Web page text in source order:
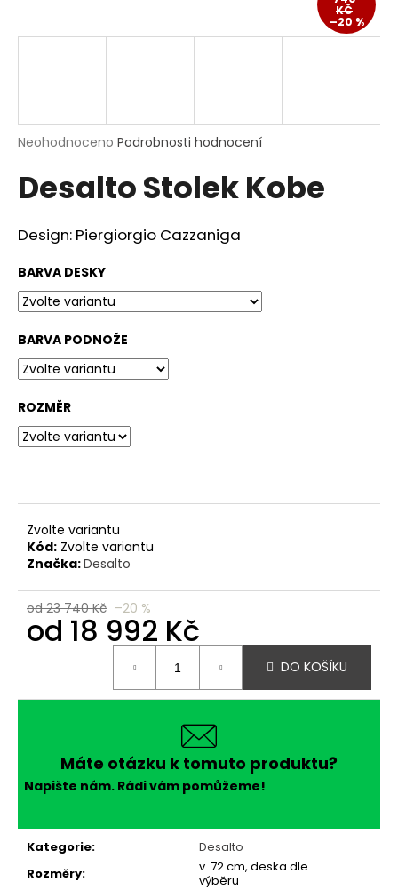
Průměrné
produktu
je
z
5
Neohodnoceno Podrobnosti hodnocení
Desalto Stolek Kobe
Design: Piergiorgio Cazzaniga
BARVA DESKY
BARVA PODNOŽE
ROZMĚR
Zvolte variantu
Kód: Zvolte variantu
Značka:Desalto
od 23 740 Kč –20 %
od 18 992 Kč
DO KOŠÍKU
Máte otázku k tomuto produktu?
Napište nám. Rádi vám pomůžeme!
Kategorie:
Desalto
Rozměry:
v. 72 cm, deska dle
výběru
KČ
–20 %
j
D
o
o
r
u
č
u
j
e